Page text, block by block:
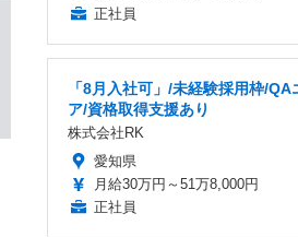
正社員
「8月入社可」/未経験採用枠/QA
ア/資格取得支援あり
株式会社RK
愛知県
月給30万円～51万8,000円
正社員